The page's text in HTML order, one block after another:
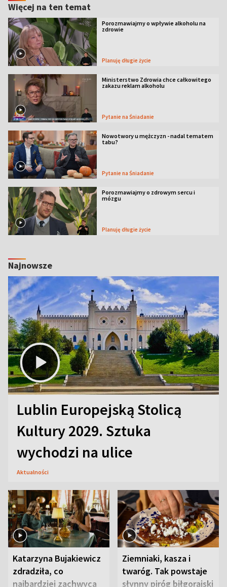
Więcej na ten temat
Porozmawiajmy o wpływie alkoholu na
zdrowie
Planuję długie życie
Ministerstwo Zdrowia chce całkowitego
zakazu reklam alkoholu
Pytanie na Śniadanie
Nowotwory u mężczyzn - nadal tematem
tabu?
Pytanie na Śniadanie
Porozmawiajmy o zdrowym sercu i
mózgu
Planuję długie życie
Najnowsze
Lublin Europejską Stolicą
Kultury 2029. Sztuka
wychodzi na ulice
Aktualności
Katarzyna Bujakiewicz
zdradziła, co
najbardziej zachwyca
Ziemniaki, kasza i
twaróg. Tak powstaje
słynny piróg biłgorajski